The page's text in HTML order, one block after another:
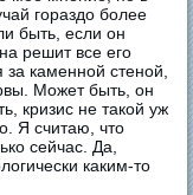
гораздо более
быть, если он
решит все его
каменной стеной,
Может быть, он
кризис не такой уж
Я считаю, что
сейчас. Да,
каким-то